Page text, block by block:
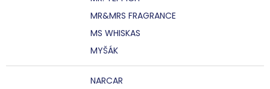
MR&MRS FRAGRANCE
MS WHISKAS
MYŠÁK
NARCAR